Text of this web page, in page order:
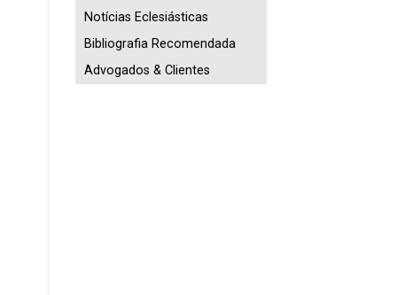
Notícias Eclesiásticas
Bibliografia Recomendada
Advogados & Clientes